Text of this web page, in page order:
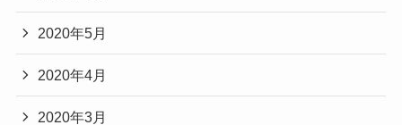
2020年5月
2020年4月
2020年3月